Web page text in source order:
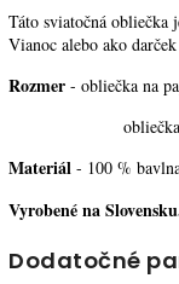
Táto sviatočná obliečka
Vianoc alebo ako
Rozmer - obliečka na
obliečka na
Materiál - 100 %
Vyrobené na
Dodatočné